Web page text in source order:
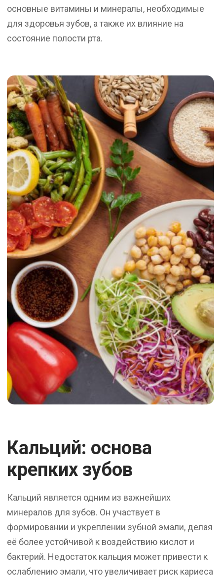
основные витамины и минералы, необходимые
для здоровья зубов, а также их влияние на
состояние полости рта.
Кальций: основа
крепких зубов
Кальций является одним из важнейших
минералов для зубов. Он участвует в
формировании и укреплении зубной эмали, делая
её более устойчивой к воздействию кислот и
бактерий. Недостаток кальция может привести к
ослаблению эмали, что увеличивает риск кариеса